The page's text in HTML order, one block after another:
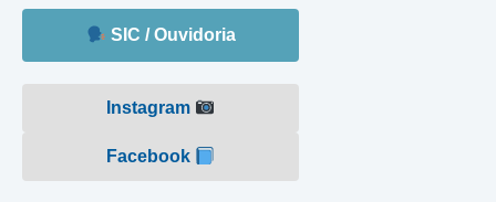
SIC / Ouvidoria
Instagram
Facebook